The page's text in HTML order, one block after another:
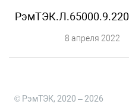
8 апреля 2022
© РэмТЭК, 2020 – 2026